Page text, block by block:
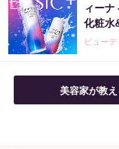
ィーナ
化粧水
ビューテ
美容家が教